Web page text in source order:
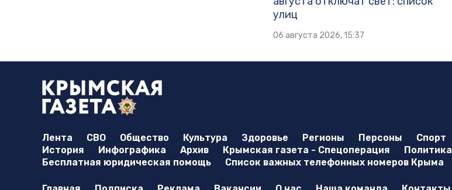
улиц
06 августа 2026, 15:37
Лента СВО Общество Культура Здоровье Регионы Персоны Спорт
История
Инфографика Архив Крымская газета - Спецоперация Политика
Бесплатная юридическая помощь
Список важных телефонных номеров Крыма